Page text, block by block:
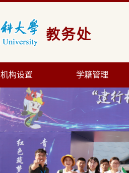
机构设置 学籍管理